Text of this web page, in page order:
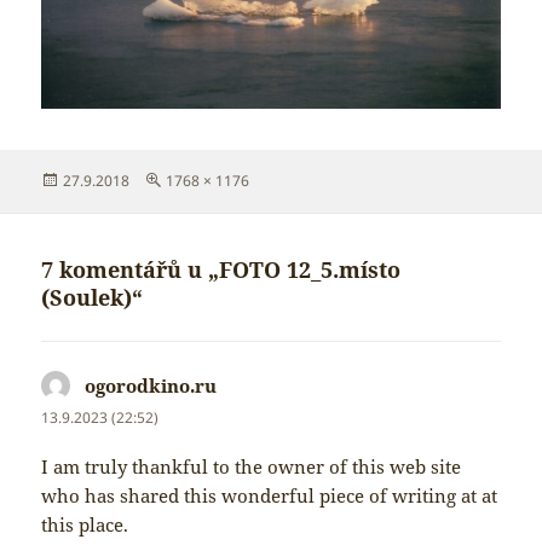
Publikováno:
27.9.2018
Původní
1768 × 1176
7 komentářů u „FOTO 12_5.místo
(Soulek)“
ogorodkino.ru
13.9.2023 (22:52)
I am truly thankful to the owner of this web site
who has shared this wonderful piece of writing at at
this place.